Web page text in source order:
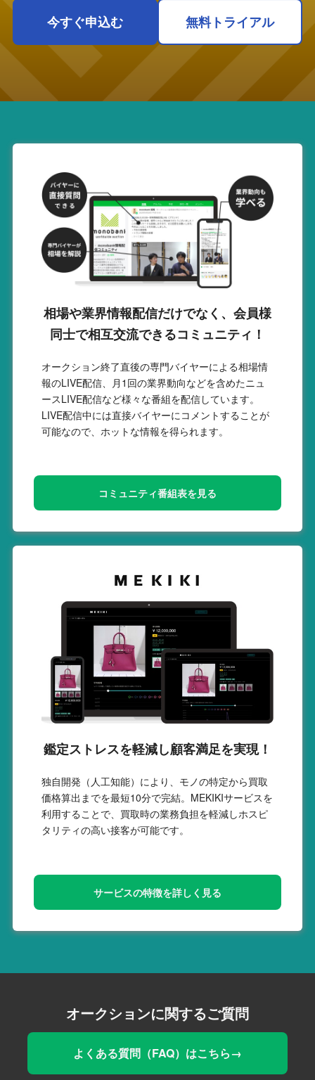
今すぐ申込む 無料トライアル
相場や業界情報配信だけでなく、会員様
同士で相互交流できるコミュニティ！
オークション終了直後の専門バイヤーによる相場情
報のLIVE配信、月1回の業界動向などを含めたニュ
ースLIVE配信など様々な番組を配信しています。
LIVE配信中には直接バイヤーにコメントすることが
可能なので、ホットな情報を得られます。
コミュニティ番組表を見る
鑑定ストレスを軽減し顧客満足を実現！
独自開発（人工知能）により、モノの特定から買取
価格算出までを最短10分で完結。MEKIKIサービスを
利用することで、買取時の業務負担を軽減しホスピ
タリティの高い接客が可能です。
サービスの特徴を詳しく見る
オークションに関するご質問
よくある質問（FAQ）はこちら→